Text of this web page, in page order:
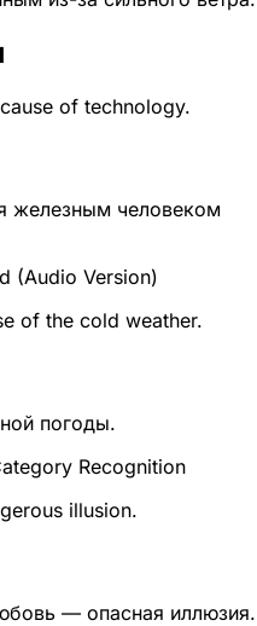
of technology.
железным человеком
(Audio Version)
of the cold weather.
погоды.
Recognition
illusion.
— опасная иллюзия.